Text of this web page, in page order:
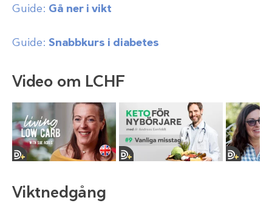
Guide: Gå ner i vikt
Guide: Snabbkurs i diabetes
Video om LCHF
Viktnedgång